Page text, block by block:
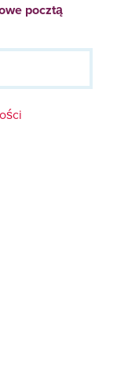
pocztą